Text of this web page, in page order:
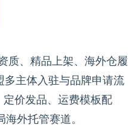
质、精品上架、海外仓履
主体入驻与品牌申请流
价发品、运费模板配
外托管赛道。